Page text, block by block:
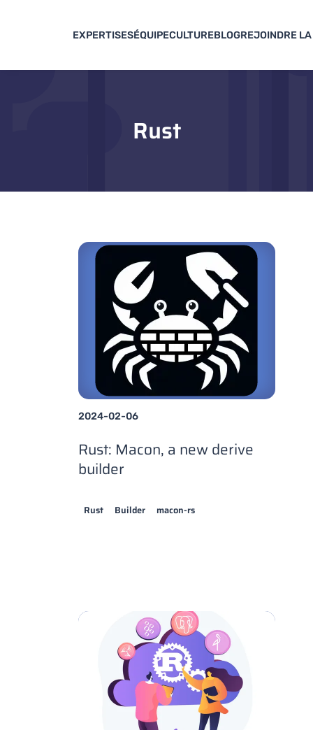
EXPERTISESÉQUIPECULTUREBLOGREJOINDRE
Rust
2024-02-06
Rust: Macon, a new derive
builder
Rust Builder macon-rs